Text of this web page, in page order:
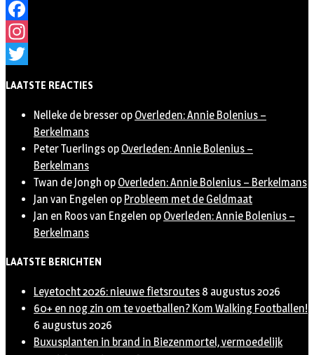
Facebook
Instagram
LAATSTE REACTIES
Nelleke de bresser op Overleden: Annie Bolenius –
Berkelmans
Peter Tuerlings op Overleden: Annie Bolenius –
Berkelmans
Twan de Jongh op Overleden: Annie Bolenius – Berkelmans
Jan van Engelen op Probleem met de Geldmaat
Jan en Roos van Engelen op Overleden: Annie Bolenius –
Berkelmans
LAATSTE BERICHTEN
Leyetocht 2026: nieuwe fietsroutes 8 augustus 2026
60+ en nog zin om te voetballen? Kom Walking Footballen!
6 augustus 2026
Buxusplanten in brand in Biezenmortel, vermoedelijk